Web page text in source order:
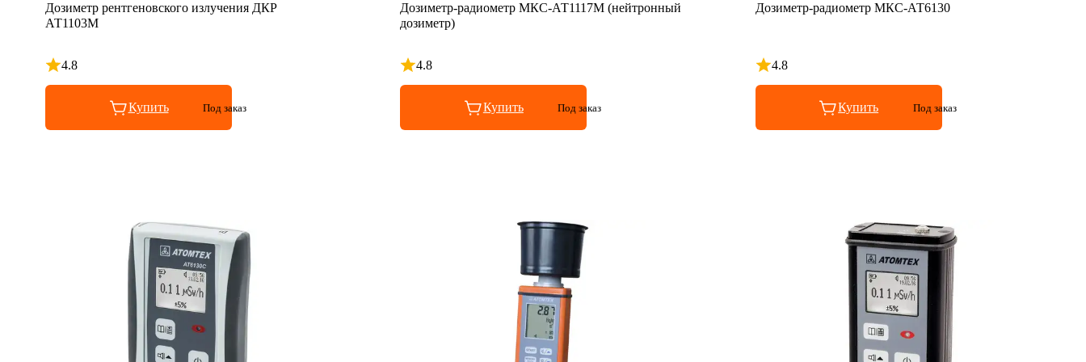
Дозиметр рентгеновского излучения ДКР
АТ1103М
4.8
Рейтинг 4.8 из 5
Купить Под заказ
Дозиметр-радиометр МКС-АТ1117М (нейтронный
дозиметр)
4.8
Рейтинг 4.8 из 5
Купить Под заказ
Дозиметр-радиометр МКС-АТ6130
4.8
Рейтинг 4.8 из 5
Купить Под заказ